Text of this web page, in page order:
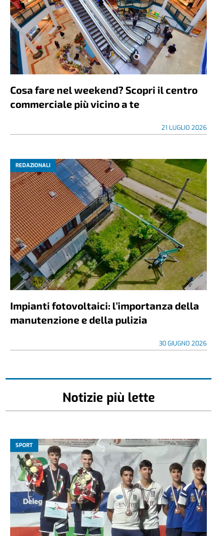
Cosa fare nel weekend? Scopri il centro
commerciale più vicino a te
21 LUGLIO 2026
REDAZIONALI
Impianti fotovoltaici: l’importanza della
manutenzione e della pulizia
30 GIUGNO 2026
Notizie più lette
SPORT